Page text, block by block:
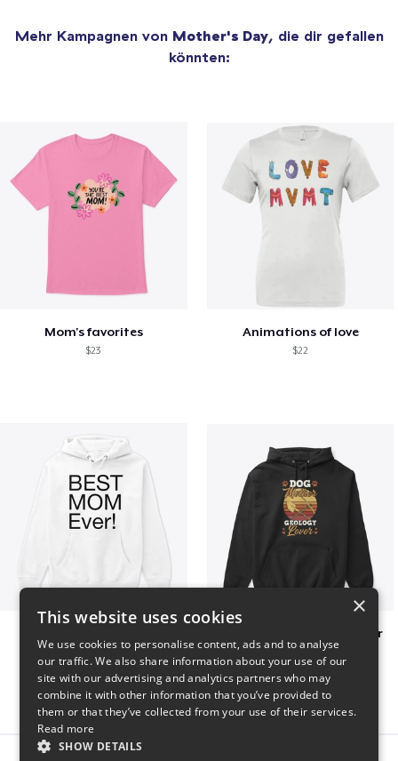
Mehr Kampagnen von Mother's Day, die dir gefallen
könnten:
Mom's favorites
$23
Animations of love
$22
Dog Mother Geology Lover
×
This website uses cookies
We use cookies to personalise content, ads and to analyse
our traffic. We also share information about your use of our
site with our advertising and analytics partners who may
combine it with other information that you’ve provided to
them or that they’ve collected from your use of their services.
Read more
SHOW DETAILS